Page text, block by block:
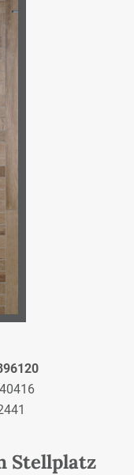
Stellplatz